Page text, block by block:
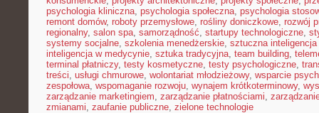
psychologia kliniczna, psychologia społeczna, psychologia
remont domów, roboty przemysłowe, rośliny doniczkowe, rozwój
regionalny, salon spa, samorządność, startupy technologiczne,
systemy socjalne, szkolenia menedżerskie, sztuczna
inteligencja w medycynie, sztuka tradycyjna, team building,
terminal płatniczy, testy kosmetyczne, testy psychologiczne,
treści, usługi chmurowe, wolontariat młodzieżowy, wsparcie
zespołowa, wspomaganie rozwoju, wynajem krótkoterminowy,
zarządzanie marketingiem, zarządzanie płatnościami,
zmianami, zaufanie publiczne, zielone technologie